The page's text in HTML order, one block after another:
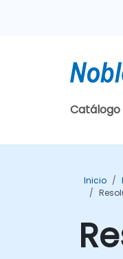
Catálogo
Inicio